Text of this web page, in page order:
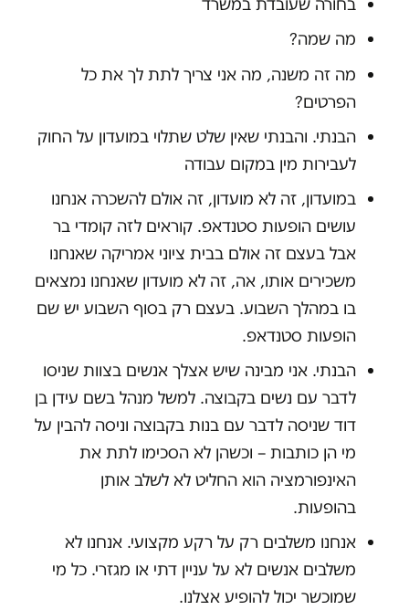
בחורה שעובדת במשרד
מה שמה?
מה זה משנה, מה אני צריך לתת לך את כל
הפרטים?
הבנתי. והבנתי שאין שלט שתלוי במועדון על החוק
לעבירות מין במקום עבודה
במועדון, זה לא מועדון, זה אולם להשכרה אנחנו
עושים הופעות סטנדאפ. קוראים לזה קומדי בר
אבל בעצם זה אולם בבית ציוני אמריקה שאנחנו
משכירים אותו, אה, זה לא מועדון שאנחנו נמצאים
בו במהלך השבוע. בעצם רק בסוף השבוע יש שם
הופעות סטנדאפ.
הבנתי. אני מבינה שיש אצלך אנשים בצוות שניסו
לדבר עם נשים בקבוצה. למשל מנהל בשם עידן בן
דוד שניסה לדבר עם בנות בקבוצה וניסה להבין על
מי הן כותבות – וכשהן לא הסכימו לתת את
האינפורמציה הוא החליט לא לשלב אותן
בהופעות.
אנחנו משלבים רק על רקע מקצועי. אנחנו לא
משלבים אנשים לא על עניין דתי או מגזרי. כל מי
שמוכשר יכול להופיע אצלנו.